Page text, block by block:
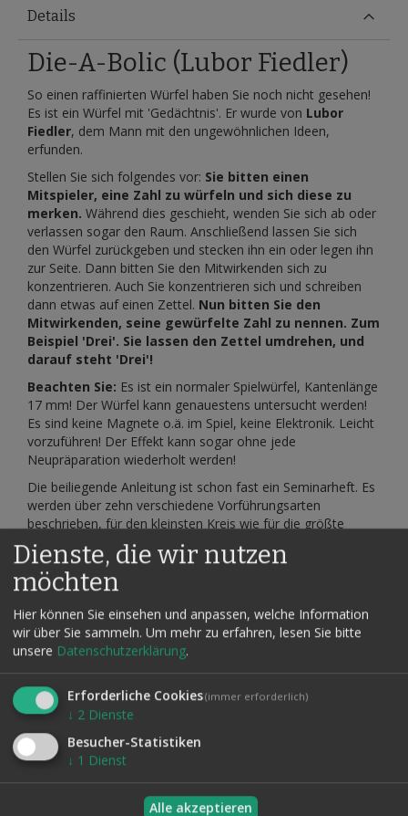
Details
Die-A-Bolic (Lubor Fiedler)
So einen raffinierten Würfel haben Sie noch nicht gesehen!
Es ist ein Würfel mit 'Gedächtnis'. Er wurde von Lubor
Fiedler, dem Mann mit den ungewöhnlichen Ideen,
erfunden.
Stellen Sie sich folgendes vor: Sie bitten einen
Mitspieler, eine Zahl zu würfeln und sich diese zu
merken. Während dies geschieht, wenden Sie sich ab oder
verlassen sogar den Raum. Anschließend lassen Sie sich
den Würfel zurückgeben und stecken ihn ein oder legen ihn
zur Seite. Dann bitten Sie den Mitwirkenden sich zu
konzentrieren. Auch Sie konzentrieren sich und schreiben
dann etwas auf einen Zettel. Nun bitten Sie den
Mitwirkenden, seine gewürfelte Zahl zu nennen. Zum
Beispiel 'Drei'. Sie lassen den Zettel umdrehen, und
darauf steht 'Drei'!
Beachten Sie: Es ist ein normaler Spielwürfel, Kantenlänge
17 mm! Der Würfel kann genauestens untersucht werden!
Es sind keine Magnete o.ä. im Spiel, keine Elektronik. Leicht
vorzuführen! Der Effekt kann sogar ohne jede
Neupräparation wiederholt werden!
Die beiliegende Anleitung ist schon fast ein Seminarheft. Es
werden über zehn verschiedene Vorführungsarten
beschrieben, für den kleinsten Kreis wie für die größte
Bühne, für jeden ist etwas dabei. Von diesem raffinierten
Trickgerät haben wir nur noch eine begrenzte Stückzahl!
Verwandte Artikel
Dienste, die wir nutzen
möchten
Hier können Sie einsehen und anpassen, welche Information
wir über Sie sammeln. Um mehr zu erfahren, lesen Sie bitte
unsere Datenschutzerklärung.
Erforderliche Cookies(immer erforderlich)
↓ 2 Dienste
Besucher-Statistiken
↓ 1 Dienst
Alle akzeptieren